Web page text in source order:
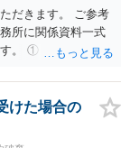
していたことや、
ることもあります
にそれらの主張が
金を５０万円とす
準はありません。
無効になり得ます
に反するほど高額
うかというより
だきます。 ご参考
所に関係資料一式
。 ① このLINEの
の貸付に至るまでの
係を清算するため
ます。 ② 「今後一
誓約書は、裁判上
けた場合の